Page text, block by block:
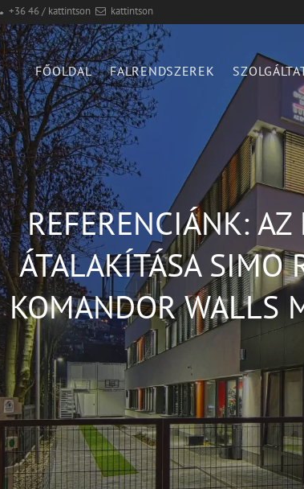
+36 46 / kattintson kattintson
FŐOLDAL FALRENDSZEREK
REFERENCIÁNK: AZ
ÁTALAKÍTÁSA SIMO
KOMANDOR WALLS